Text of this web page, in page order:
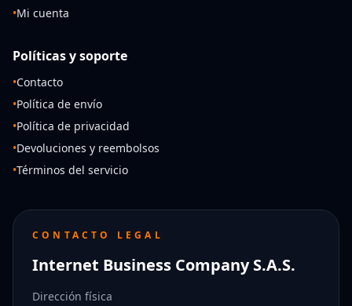
•Mi cuenta
Políticas y soporte
•Contacto
•Política de envío
•Política de privacidad
•Devoluciones y reembolsos
•Términos del servicio
CONTACTO LEGAL
Internet Business Company S.A.S.
Dirección física